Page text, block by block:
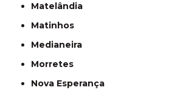
Matelândia
Matinhos
Medianeira
Morretes
Nova Esperança